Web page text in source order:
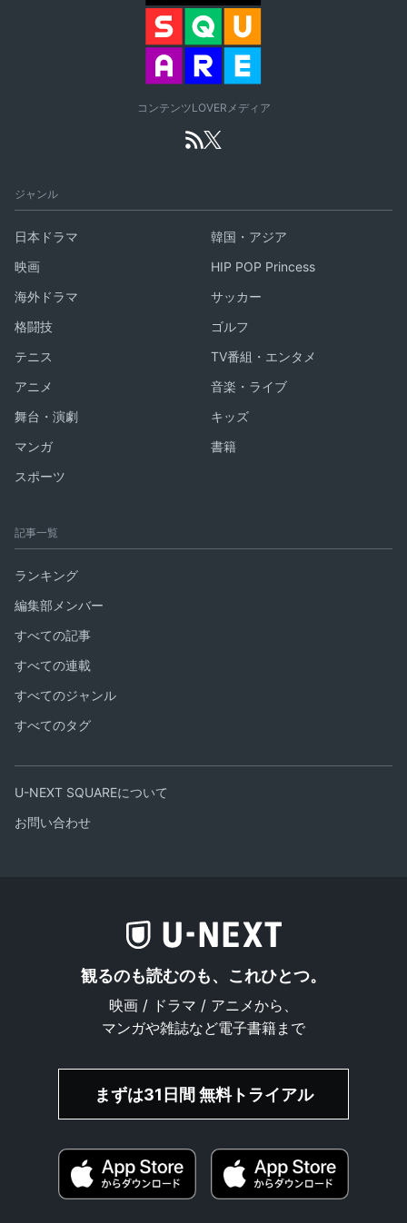
コンテンツLOVERメディア
ジャンル
日本ドラマ
韓国・アジア
映画
HIP POP Princess
海外ドラマ
サッカー
格闘技
ゴルフ
テニス
TV番組・エンタメ
アニメ
音楽・ライブ
舞台・演劇
キッズ
マンガ
書籍
スポーツ
記事一覧
ランキング
編集部メンバー
すべての記事
すべての連載
すべてのジャンル
すべてのタグ
U-NEXT SQUAREについて
お問い合わせ
観るのも読むのも、これひとつ。
映画 / ドラマ / アニメから、
マンガや雑誌など電子書籍まで
まずは31日間 無料トライアル